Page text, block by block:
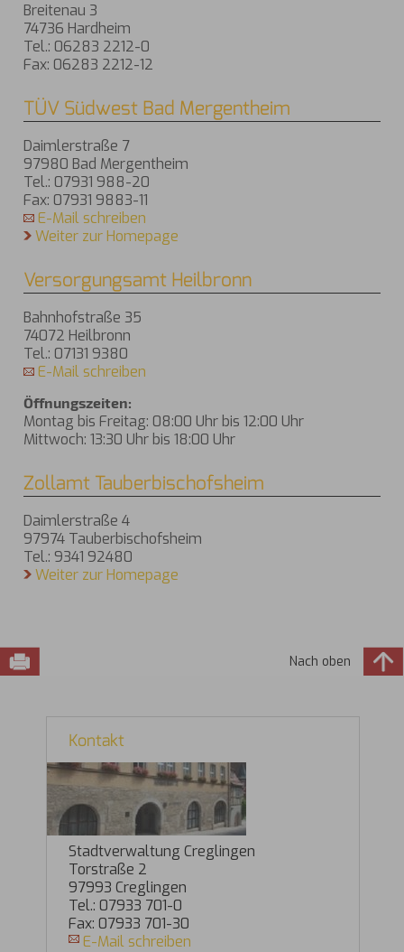
Breitenau 3
74736 Hardheim
Tel.: 06283 2212-0
Fax: 06283 2212-12
TÜV Südwest Bad Mergentheim
Daimlerstraße 7
97980 Bad Mergentheim
Tel.: 07931 988-20
Fax: 07931 9883-11
E-Mail schreiben
Weiter zur Homepage
Versorgungsamt Heilbronn
Bahnhofstraße 35
74072 Heilbronn
Tel.: 07131 9380
E-Mail schreiben
Öffnungszeiten:
Montag bis Freitag: 08:00 Uhr bis 12:00 Uhr
Mittwoch: 13:30 Uhr bis 18:00 Uhr
Zollamt Tauberbischofsheim
Daimlerstraße 4
97974 Tauberbischofsheim
Tel.: 9341 92480
Weiter zur Homepage
Nach oben
Kontakt
Stadtverwaltung Creglingen
Torstraße 2
97993 Creglingen
Tel.: 07933 701-0
Fax: 07933 701-30
E-Mail schreiben